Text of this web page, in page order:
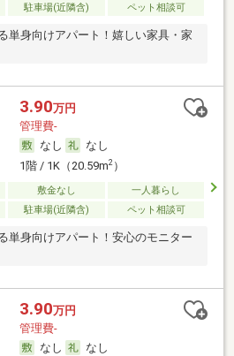
駐車場(近隣含) ペット相談可
単身向けアパート！嬉しい家具・家
3.90万円
管理費-
なし
なし
1階 / 1K（20.59m2）
敷金なし
一人暮らし
駐車場(近隣含) ペット相談可
単身向けアパート！安心のモニター
3.90万円
管理費-
なし
なし